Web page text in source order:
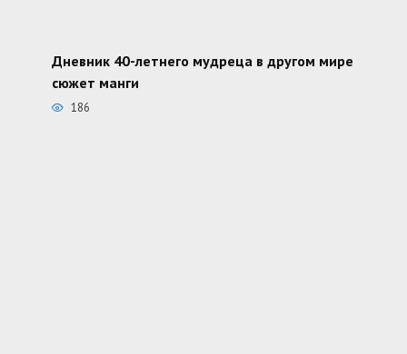
Дневник 40-летнего мудреца в другом мире
сюжет манги
186